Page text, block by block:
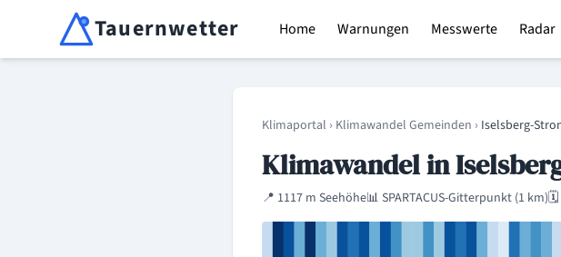
Tauernwetter
Unabhängiger Wetterdienst für Kärnten, Osttirol & Alpenregion
Home Warnungen Messwerte Radar
Klimaportal › Klimawandel Gemeinden › Iselsberg-
Klimawandel in
📍 1117 m Seehöhe📊 SPARTACUS-Gitterpunkt (1 km)🗓️